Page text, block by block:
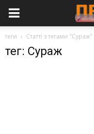
теги Статті з тегами "Сураж"
тег: Сураж